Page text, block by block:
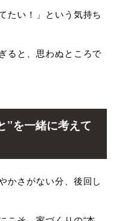
たい！」という気持ち
ると、思わぬところで
”を一緒に考えて
かさがない分、後回し